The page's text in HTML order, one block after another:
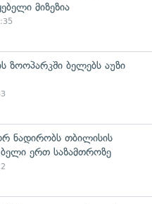
მიზეზია
ზოოპარკში ბელებს აუზი
ნადირობს თბილისის
ბელი ერთ საზამთროზე